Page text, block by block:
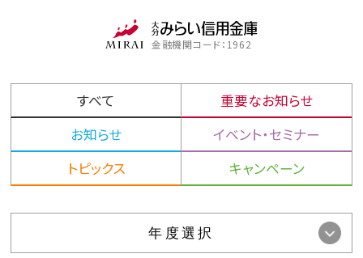
金融機関コード：1962
すべて
重要なお知らせ
お知らせ
イベント・セミナー
トピックス
キャンペーン